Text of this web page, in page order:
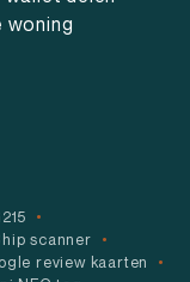
woning
scanner
review kaarten